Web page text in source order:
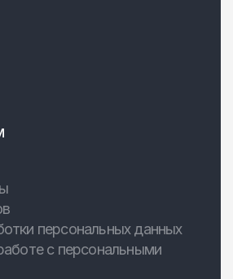
персональных данных
с персональными